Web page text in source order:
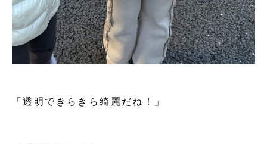
「透明できらきら綺麗だね！」